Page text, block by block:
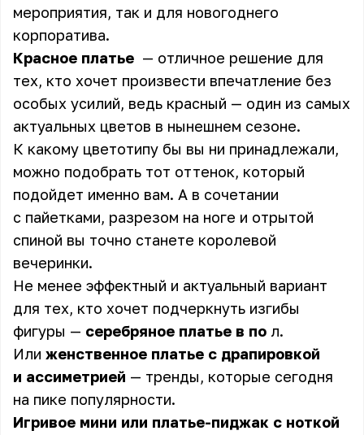
мероприятия, так и для новогоднего
корпоратива.
Красное платье — отличное решение для
тех, кто хочет произвести впечатление без
особых усилий, ведь красный — один из самых
актуальных цветов в нынешнем сезоне.
К какому цветотипу бы вы ни принадлежали,
можно подобрать тот оттенок, который
подойдет именно вам. А в сочетании
с пайетками, разрезом на ноге и отрытой
спиной вы точно станете королевой
вечеринки.
Не менее эффектный и актуальный вариант
для тех, кто хочет подчеркнуть изгибы
фигуры — серебряное платье в по л.
Или женственное платье с драпировкой
и ассиметрией — тренды, которые сегодня
на пике популярности.
Игривое мини или платье-пиджак с ноткой